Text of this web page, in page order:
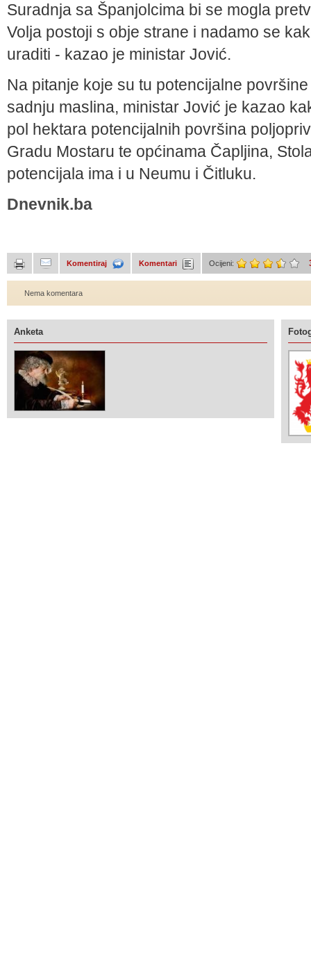
Suradnja sa Španjolcima bi se mogla
Volja postoji s obje strane i nadamo se
uraditi - kazao je ministar Jović.
Na pitanje koje su tu potencijalne
sadnju maslina, ministar Jović je kazao
pol hektara potencijalnih površina
Gradu Mostaru te općinama Čapljina,
potencijala ima i u Neumu i Čitluku.
Dnevnik.ba
Komentiraj Komentari Ocijeni:
Nema komentara
Anketa